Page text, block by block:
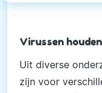
Virussen
Uit diverse
zijn voor